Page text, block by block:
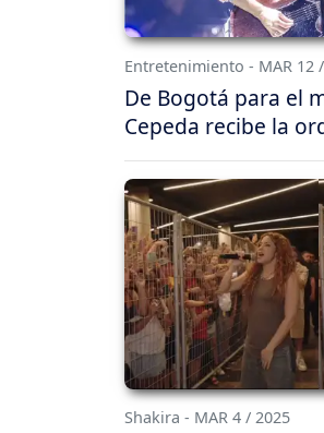
Entretenimiento - MAR 12
De Bogotá para el
Cepeda recibe la
Shakira - MAR 4 / 2025